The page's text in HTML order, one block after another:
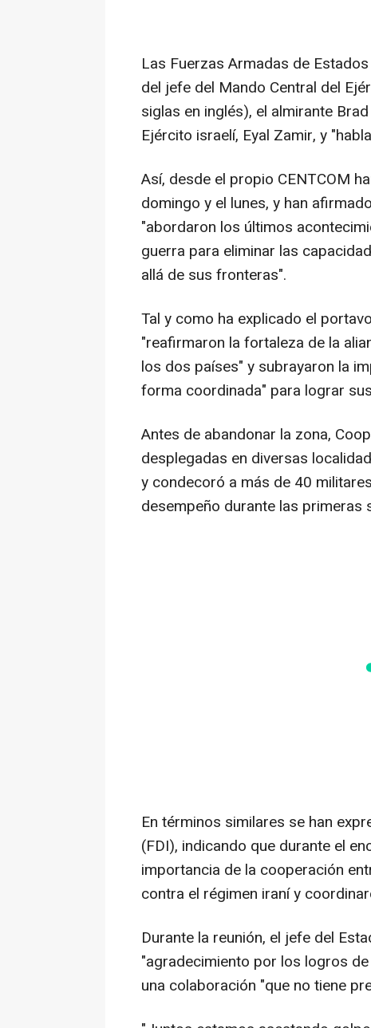
Las Fuerzas Armadas de
del jefe del Mando Central del
siglas en inglés), el almirante
Ejército israelí, Eyal Zamir, y
Así, desde el propio CENTCOM
domingo y el lunes, y han
"abordaron los últimos
guerra para eliminar las
allá de sus fronteras".
Tal y como ha explicado el
"reafirmaron la fortaleza de la
los dos países" y subrayaron la
forma coordinada" para lograr
Antes de abandonar la zona,
desplegadas en diversas
y condecoró a más de 40
desempeño durante las primeras
En términos similares se han
(FDI), indicando que durante el
importancia de la cooperación
contra el régimen iraní y
Durante la reunión, el jefe del
"agradecimiento por los logros
una colaboración "que no tiene